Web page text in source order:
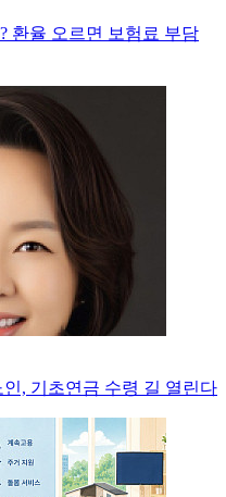
환율 오르면 보험료 부담
, 기초연금 수령 길 열린다